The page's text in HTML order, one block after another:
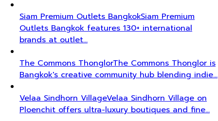
Siam Premium Outlets BangkokSiam Premium
Outlets Bangkok features 130+ international
brands at outlet…
The Commons ThonglorThe Commons Thonglor is
Bangkok's creative community hub blending indie…
Velaa Sindhorn VillageVelaa Sindhorn Village on
Ploenchit offers ultra-luxury boutiques and fine…